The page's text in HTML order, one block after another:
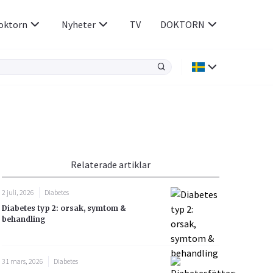
Rökavvänjning
Rörelseapparaten
Sex & Samliv
Sömn & Stress
Nyheter TV DOKTORN
Relaterade artiklar
2 juli, 2026
Diabetes
Diabetes typ 2: orsak, symtom &
behandling
31 mars, 2026
Diabetes